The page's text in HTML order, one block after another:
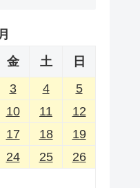
金 土
日
3 4
5
10 11
12
17 18
19
24 25
26